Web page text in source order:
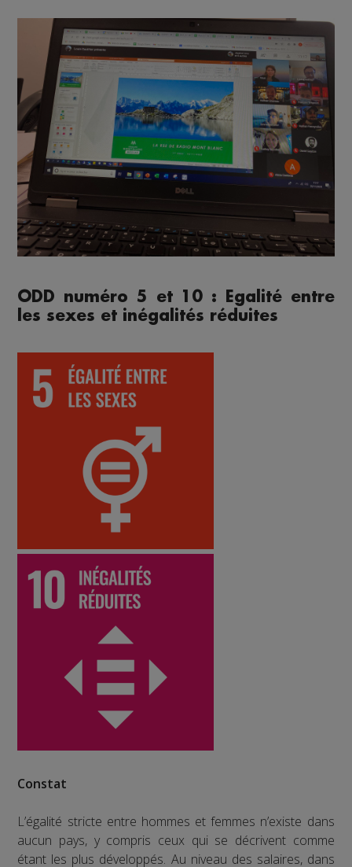
ODD numéro 5 et 10 : Egalité entre
les sexes et inégalités réduites
Constat
L’égalité stricte entre hommes et femmes n’existe dans
aucun pays, y compris ceux qui se décrivent comme
étant les plus développés. Au niveau des salaires, dans